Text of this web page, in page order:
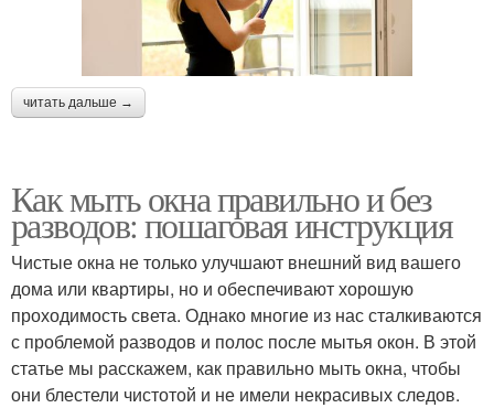
читать дальше →
Как мыть окна правильно и без
разводов: пошаговая инструкция
Чистые окна не только улучшают внешний вид вашего
дома или квартиры, но и обеспечивают хорошую
проходимость света. Однако многие из нас сталкиваются
с проблемой разводов и полос после мытья окон. В этой
статье мы расскажем, как правильно мыть окна, чтобы
они блестели чистотой и не имели некрасивых следов.